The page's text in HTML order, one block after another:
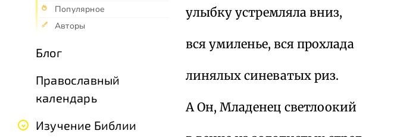
Популярное
Авторы
Блог
Православный
календарь
Изучение Библии
улыбку устремляла вниз,
вся умиленье, вся прохлада
линялых синеватых риз.
А Он, Младенец светлоокий